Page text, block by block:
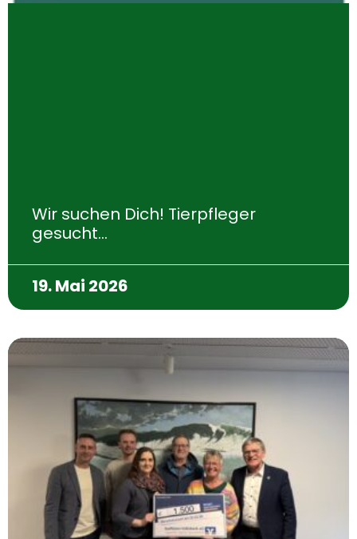
Wir suchen Dich! Tierpfleger
gesucht…
19. Mai 2026